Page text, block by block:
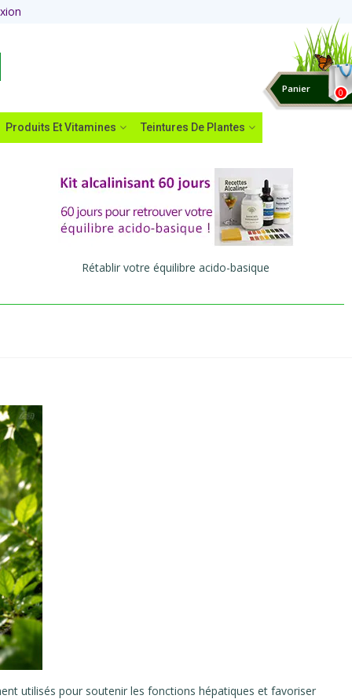
0
Panier
Produits Et Vitamines Teintures De Plantes
Rétablir votre équilibre acido-basique
utilisés pour soutenir les fonctions hépatiques et favoriser